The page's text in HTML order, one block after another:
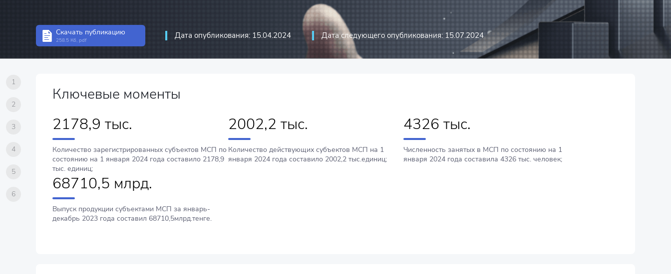
Скачать публикацию
258.5 Кб, pdf Дата опубликования: 15.04.2024 Дата следующего опубликования: 15.07.2024
1
2
3
4
5
6
Ключевые моменты
2178,9 тыс.
Количество зарегистрированных субъектов МСП по
состоянию на 1 января 2024 года составило 2178,9
тыс. единиц;
2002,2 тыс.
Количество действующих субъектов МСП на 1
января 2024 года составило 2002,2 тыс.единиц;
4326 тыс.
Численность занятых в МСП по состоянию на 1
января 2024 года составила 4326 тыс. человек;
68710,5 млрд.
Выпуск продукции субъектами МСП за январь-
декабрь 2023 года составил 68710,5млрд.тенге.